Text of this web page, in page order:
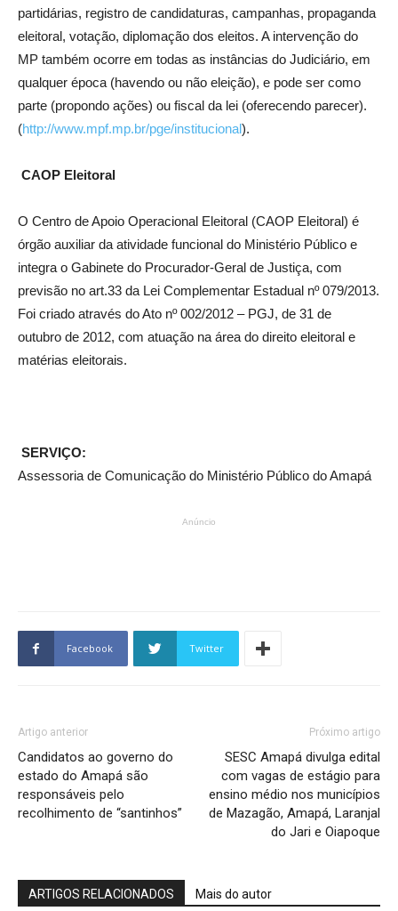
partidárias, registro de candidaturas, campanhas, propaganda
eleitoral, votação, diplomação dos eleitos. A intervenção do
MP também ocorre em todas as instâncias do Judiciário, em
qualquer época (havendo ou não eleição), e pode ser como
parte (propondo ações) ou fiscal da lei (oferecendo parecer).
(http://www.mpf.mp.br/pge/institucional).
CAOP Eleitoral
O Centro de Apoio Operacional Eleitoral (CAOP Eleitoral) é
órgão auxiliar da atividade funcional do Ministério Público e
integra o Gabinete do Procurador-Geral de Justiça, com
previsão no art.33 da Lei Complementar Estadual nº 079/2013.
Foi criado através do Ato nº 002/2012 – PGJ, de 31 de
outubro de 2012, com atuação na área do direito eleitoral e
matérias eleitorais.
SERVIÇO:
Assessoria de Comunicação do Ministério Público do Amapá
Anúncio
Facebook Twitter
Artigo anterior
Candidatos ao governo do
estado do Amapá são
responsáveis pelo
recolhimento de “santinhos”
Próximo artigo
SESC Amapá divulga edital
com vagas de estágio para
ensino médio nos municípios
de Mazagão, Amapá, Laranjal
do Jari e Oiapoque
ARTIGOS RELACIONADOS Mais do autor